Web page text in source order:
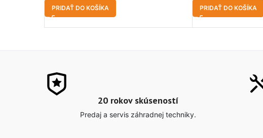
PRIDAŤ DO KOŠÍKA PRIDAŤ DO KOŠÍKA
20 rokov skúseností
Predaj a servis záhradnej techniky.